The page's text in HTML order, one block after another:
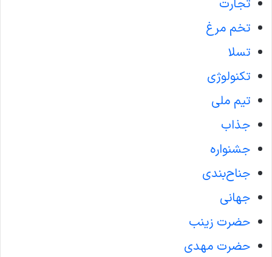
تجارت
تخم مرغ
تسلا
تکنولوژی
تیم ملی
جذاب
جشنواره
جناح‌بندی
جهانی
حضرت زینب
حضرت مهدی